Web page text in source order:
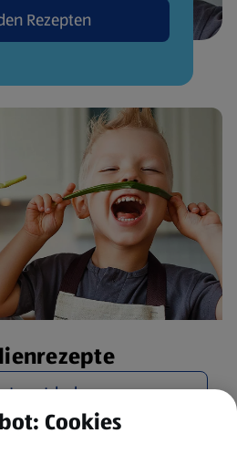
Rezepten
entdecken
Cookies